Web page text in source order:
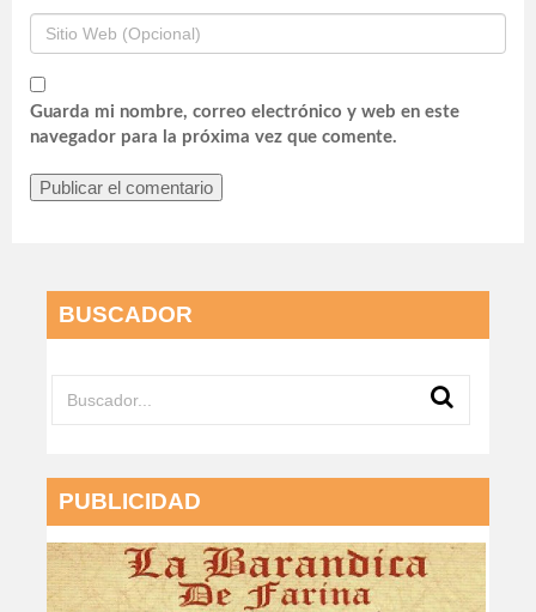
Guarda mi nombre, correo electrónico y web en este
navegador para la próxima vez que comente.
BUSCADOR
PUBLICIDAD